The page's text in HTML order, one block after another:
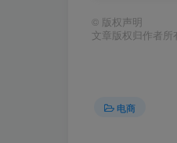
© 版权声明
文章版权归作者所
电商